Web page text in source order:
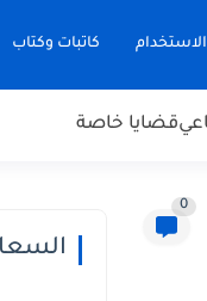
الاستخدام كاتبات وكتاب
قضايا خاصة
0